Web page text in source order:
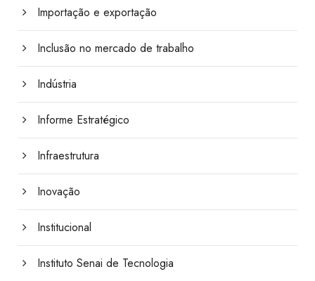
Importação e exportação
Inclusão no mercado de trabalho
Indústria
Informe Estratégico
Infraestrutura
Inovação
Institucional
Instituto Senai de Tecnologia